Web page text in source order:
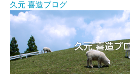
久元 喜造ブログ